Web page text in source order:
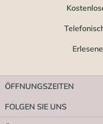
ÖFFNUNGSZEITEN
FOLGEN SIE UNS